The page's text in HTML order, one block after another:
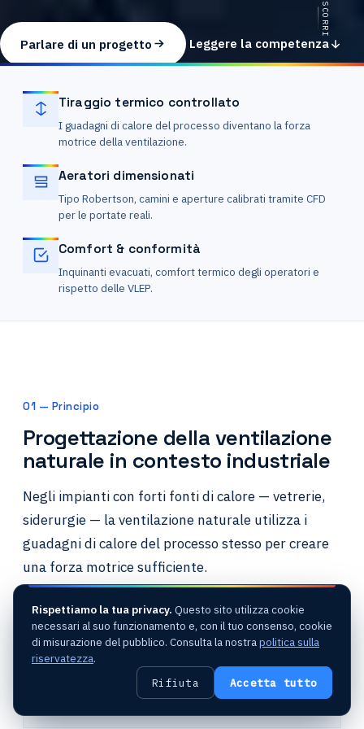
Parlare di un progetto Leggere la competenza
SCORRI
Tiraggio termico controllato
I guadagni di calore del processo diventano la forza
motrice della ventilazione.
Aeratori dimensionati
Tipo Robertson, camini e aperture calibrati tramite CFD
per le portate reali.
Comfort & conformità
Inquinanti evacuati, comfort termico degli operatori e
rispetto delle VLEP.
01 — Principio
Progettazione della ventilazione
naturale in contesto industriale
Negli impianti con forti fonti di calore — vetrerie,
siderurgie — la ventilazione naturale utilizza i
guadagni di calore del processo stesso per creare
una forza motrice sufficiente.
PROGETTARE
Dimensionamento degli aeratori statici
Progettazione di camini di ventilazione
Ottimizzazione energetica
Rispettiamo la tua privacy. Questo sito utilizza cookie
necessari al suo funzionamento e, con il tuo consenso, cookie
di misurazione del pubblico. Consulta la nostrapolitica sulla
riservatezza.
Rifiuta Accetta tutto